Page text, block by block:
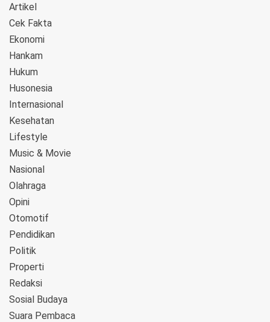
Artikel
Cek Fakta
Ekonomi
Hankam
Hukum
Husonesia
Internasional
Kesehatan
Lifestyle
Music & Movie
Nasional
Olahraga
Opini
Otomotif
Pendidikan
Politik
Properti
Redaksi
Sosial Budaya
Suara Pembaca